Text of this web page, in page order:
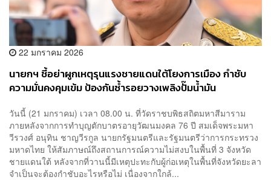
22 มกราคม 2026
นายกฯ ชี้อย่าผูกเหตุรุนแรงชายแดนใต้โยงการเมือง กำชับ
ความมั่นคงคุมเข้ม ป้องกันซ้ำรอยวางเพลิงปั๊มน้ำมัน
วันนี้ (21 มกราคม) เวลา 08.00 น. ที่วัดราชบพิธสถิตมหาสีมาราม
ภายหลังจากการทำบุญตักบาตรอายุวัฒนมงคล 76 ปี สมเด็จพระมหา
วีรวงศ์ อนุทิน ชาญวีรกูล นายกรัฐมนตรีและรัฐมนตรีว่าการกระทรวง
มหาดไทย ให้สัมภาษณ์ถึงสถานการณ์ความไม่สงบในพื้นที่ 3 จังหวัด
ชายแดนใต้ หลังจากที่วานนี้มีเหตุปะทะกับผู้ก่อเหตุในพื้นที่จังหวัดยะลา
จำเป็นจะต้องกำชับอะไรหรือไม่ เนื่องจากใกล้...